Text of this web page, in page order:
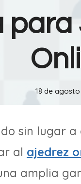
18 de
sin lugar
al ajedrez
amplia